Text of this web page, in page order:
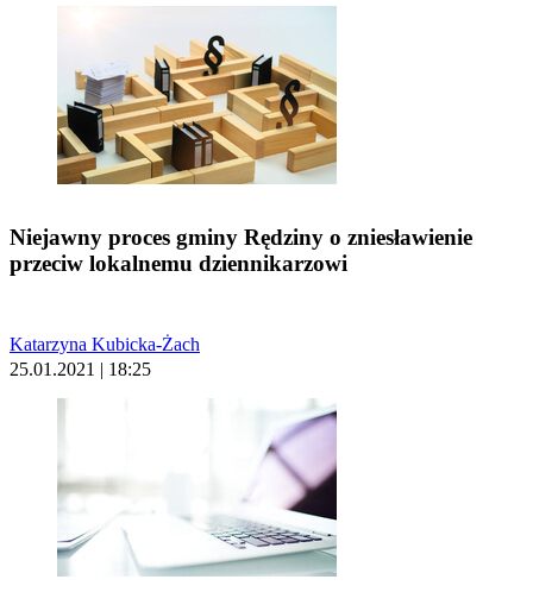
Niejawny proces gminy Rędziny o zniesławienie
przeciw lokalnemu dziennikarzowi
Katarzyna Kubicka-Żach
25.01.2021 | 18:25